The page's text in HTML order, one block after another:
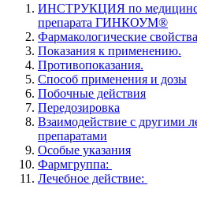
ИНСТРУКЦИЯ по
препарата ГИНКОУМ®
Фармакологические
Показания к применению.
Противопоказания.
Способ применения и дозы
Побочные действия
Передозировка
Взаимодействие с другими
препаратами
Особые указания
Фармгруппа:
Лечебное действие: